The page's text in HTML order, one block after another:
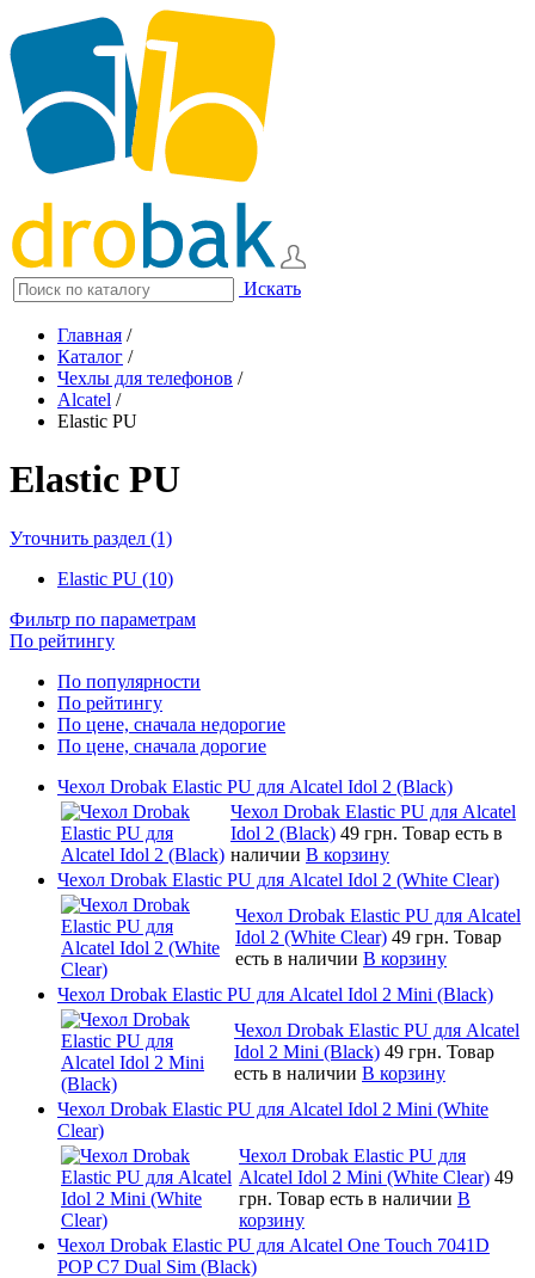
Искать
Главная /
Каталог /
Чехлы для телефонов /
Alcatel /
Elastic PU
Elastic PU
Уточнить раздел (1)
Elastic PU (10)
Фильтр по параметрам
По рейтингу
По популярности
По рейтингу
По цене, сначала недорогие
По цене, сначала дорогие
Чехол Drobak Elastic PU для Alcatel Idol 2 (Black)
Чехол Drobak Elastic PU для Alcatel
Idol 2 (Black) 49 грн. Товар есть в
наличии В корзину
Чехол Drobak Elastic PU для Alcatel Idol 2 (White Clear)
Чехол Drobak Elastic PU для Alcatel
Idol 2 (White Clear) 49 грн. Товар
есть в наличии В корзину
Чехол Drobak Elastic PU для Alcatel Idol 2 Mini (Black)
Чехол Drobak Elastic PU для Alcatel
Idol 2 Mini (Black) 49 грн. Товар
есть в наличии В корзину
Чехол Drobak Elastic PU для Alcatel Idol 2 Mini (White
Clear)
Чехол Drobak Elastic PU для
Alcatel Idol 2 Mini (White Clear) 49
грн. Товар есть в наличии В
корзину
Чехол Drobak Elastic PU для Alcatel One Touch 7041D
POP C7 Dual Sim (Black)